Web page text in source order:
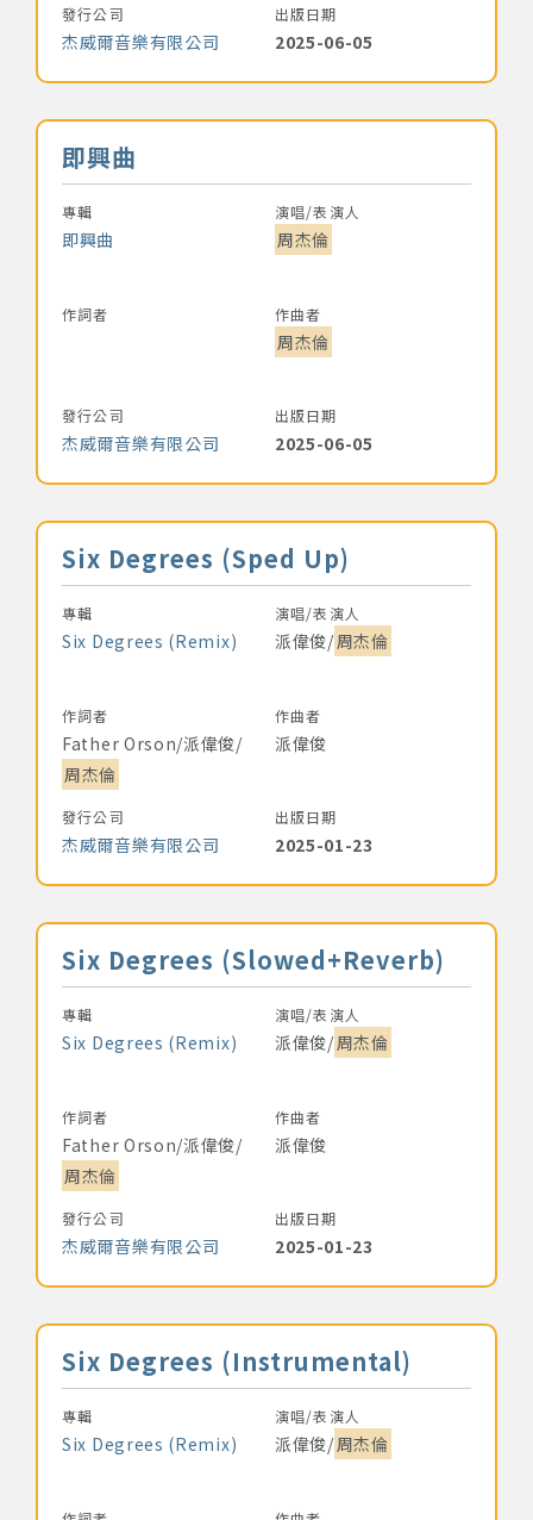
發行公司
杰威爾音樂有限公司
出版日期
2025-06-05
音樂名稱
即興曲
專輯
即興曲
演唱/表演人
周杰倫
作詞者 作曲者
周杰倫
發行公司
杰威爾音樂有限公司
出版日期
2025-06-05
音樂名稱
Six Degrees (Sped Up)
專輯
Six Degrees (Remix)
演唱/表演人
派偉俊/周杰倫
作詞者
Father Orson/派偉俊/
周杰倫
作曲者
派偉俊
發行公司
杰威爾音樂有限公司
出版日期
2025-01-23
音樂名稱
Six Degrees (Slowed+Reverb)
專輯
Six Degrees (Remix)
演唱/表演人
派偉俊/周杰倫
作詞者
Father Orson/派偉俊/
周杰倫
作曲者
派偉俊
發行公司
杰威爾音樂有限公司
出版日期
2025-01-23
音樂名稱
Six Degrees (Instrumental)
專輯
Six Degrees (Remix)
演唱/表演人
派偉俊/周杰倫